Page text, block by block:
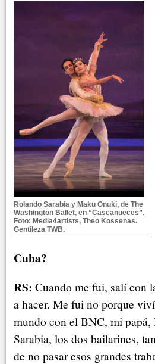
Rolando Sarabia y Maku Onuki, de The
Washington Ballet, en “Cascanueces”.
Foto: Media4artists, Theo Kossenas.
Gentileza TWB.
Cuba?
RS: Cuando me fui, salí con
a hacer. Me fui no porque
mundo con el BNC, mi
Sarabia, los dos bailarines,
de no pasar esos grandes